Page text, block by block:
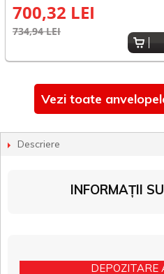
700,32 LEI
734,94 LEI
Vezi toate
Descriere
INFORMAȚII
DEPOZITARE